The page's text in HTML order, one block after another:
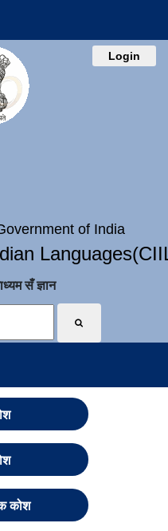
Login
of India
सँ ज्ञान
कोश